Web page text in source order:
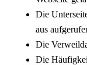
Die
aus
Die
Die